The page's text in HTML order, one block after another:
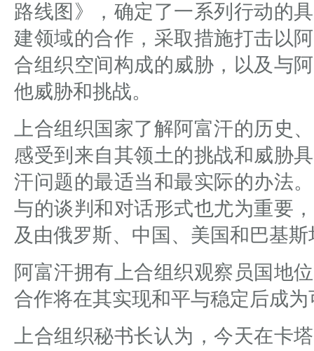
路线图》，确定了一系列行动的
建领域的合作，采取措施打击以
合组织空间构成的威胁，以及与
他威胁和挑战。
上合组织国家了解阿富汗的历史
感受到来自其领土的挑战和威胁
汗问题的最适当和最实际的办法
与的谈判和对话形式也尤为重要
及由俄罗斯、中国、美国和巴基
阿富汗拥有上合组织观察员国地
合作将在其实现和平与稳定后成为
上合组织秘书长认为，今天在卡